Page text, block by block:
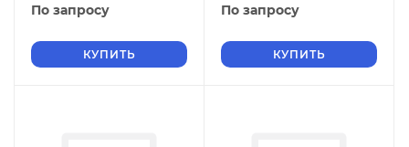
По запросу
КУПИТЬ
По запросу
КУПИТЬ